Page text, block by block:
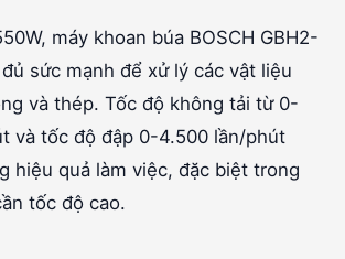
máy khoan búa BOSCH GBH2-
đủ sức mạnh để xử lý các vật liệu
và thép. Tốc độ không tải từ 0-
và tốc độ đập 0-4.500 lần/phút
hiệu quả làm việc, đặc biệt trong
tốc độ cao.